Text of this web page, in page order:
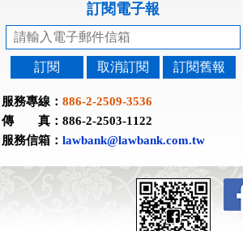
訂閱電子報
訂閱 取消訂閱 訂閱舊報
服務專線： 886-2-2509-3536
傳 真：886-2-2503-1122
服務信箱： lawbank@lawbank.com.tw